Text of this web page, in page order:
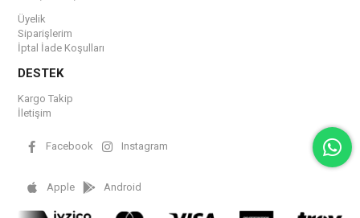
Üyelik
Siparişlerim
İptal İade Koşulları
DESTEK
Kargo Takip
İletişim
Facebook Instagram
Apple Android